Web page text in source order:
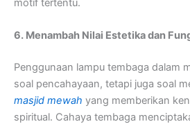
motif tertentu.
6. Menambah Nilai Estetika dan
Penggunaan lampu tembaga dalam
soal pencahayaan, tetapi juga soal
masjid mewah yang memberikan
spiritual. Cahaya tembaga